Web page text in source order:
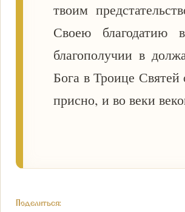
твоим
Своею благодатию
благополучии в
Бога в Троице
присно, и во веки
Поделиться: